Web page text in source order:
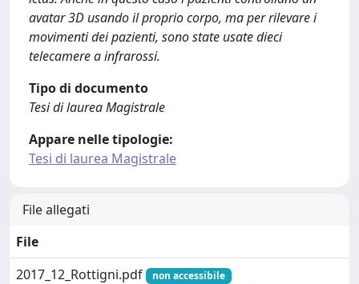
avatar 3D usando il proprio corpo, ma per rilevare i
movimenti dei pazienti, sono state usate dieci
telecamere a infrarossi.
Tipo di documento
Tesi di laurea Magistrale
Appare nelle tipologie:
Tesi di laurea Magistrale
File allegati
File
2017_12_Rottigni.pdf
non accessibile